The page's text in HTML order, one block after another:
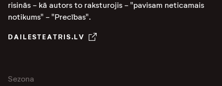
risinās - kā autors to raksturojis - "pavisam neticamais
notikums" - "Precības".
DAILESTEATRIS.LV
Sezona